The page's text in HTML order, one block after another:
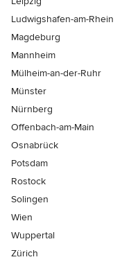
Ludwigshafen-am-Rhein
Magdeburg
Mannheim
Mülheim-an-der-Ruhr
Münster
Nürnberg
Offenbach-am-Main
Osnabrück
Potsdam
Rostock
Solingen
Wien
Wuppertal
Zürich